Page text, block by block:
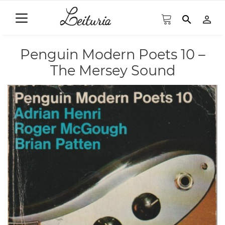
search person_outline
Penguin Modern Poets 10 –
The Mersey Sound